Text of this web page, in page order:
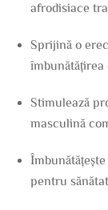
afrodisiace
Sprijină o
îmbunătățirea
Stimulează
masculină
pentru